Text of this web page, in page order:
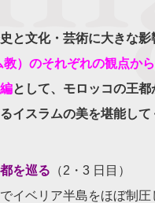
と文化・芸術に大きな影
）のそれぞれの観点か
として、モロッコの王都
イスラムの美を堪能して
を巡る （2・3 日目）
イベリア半島をほぼ制